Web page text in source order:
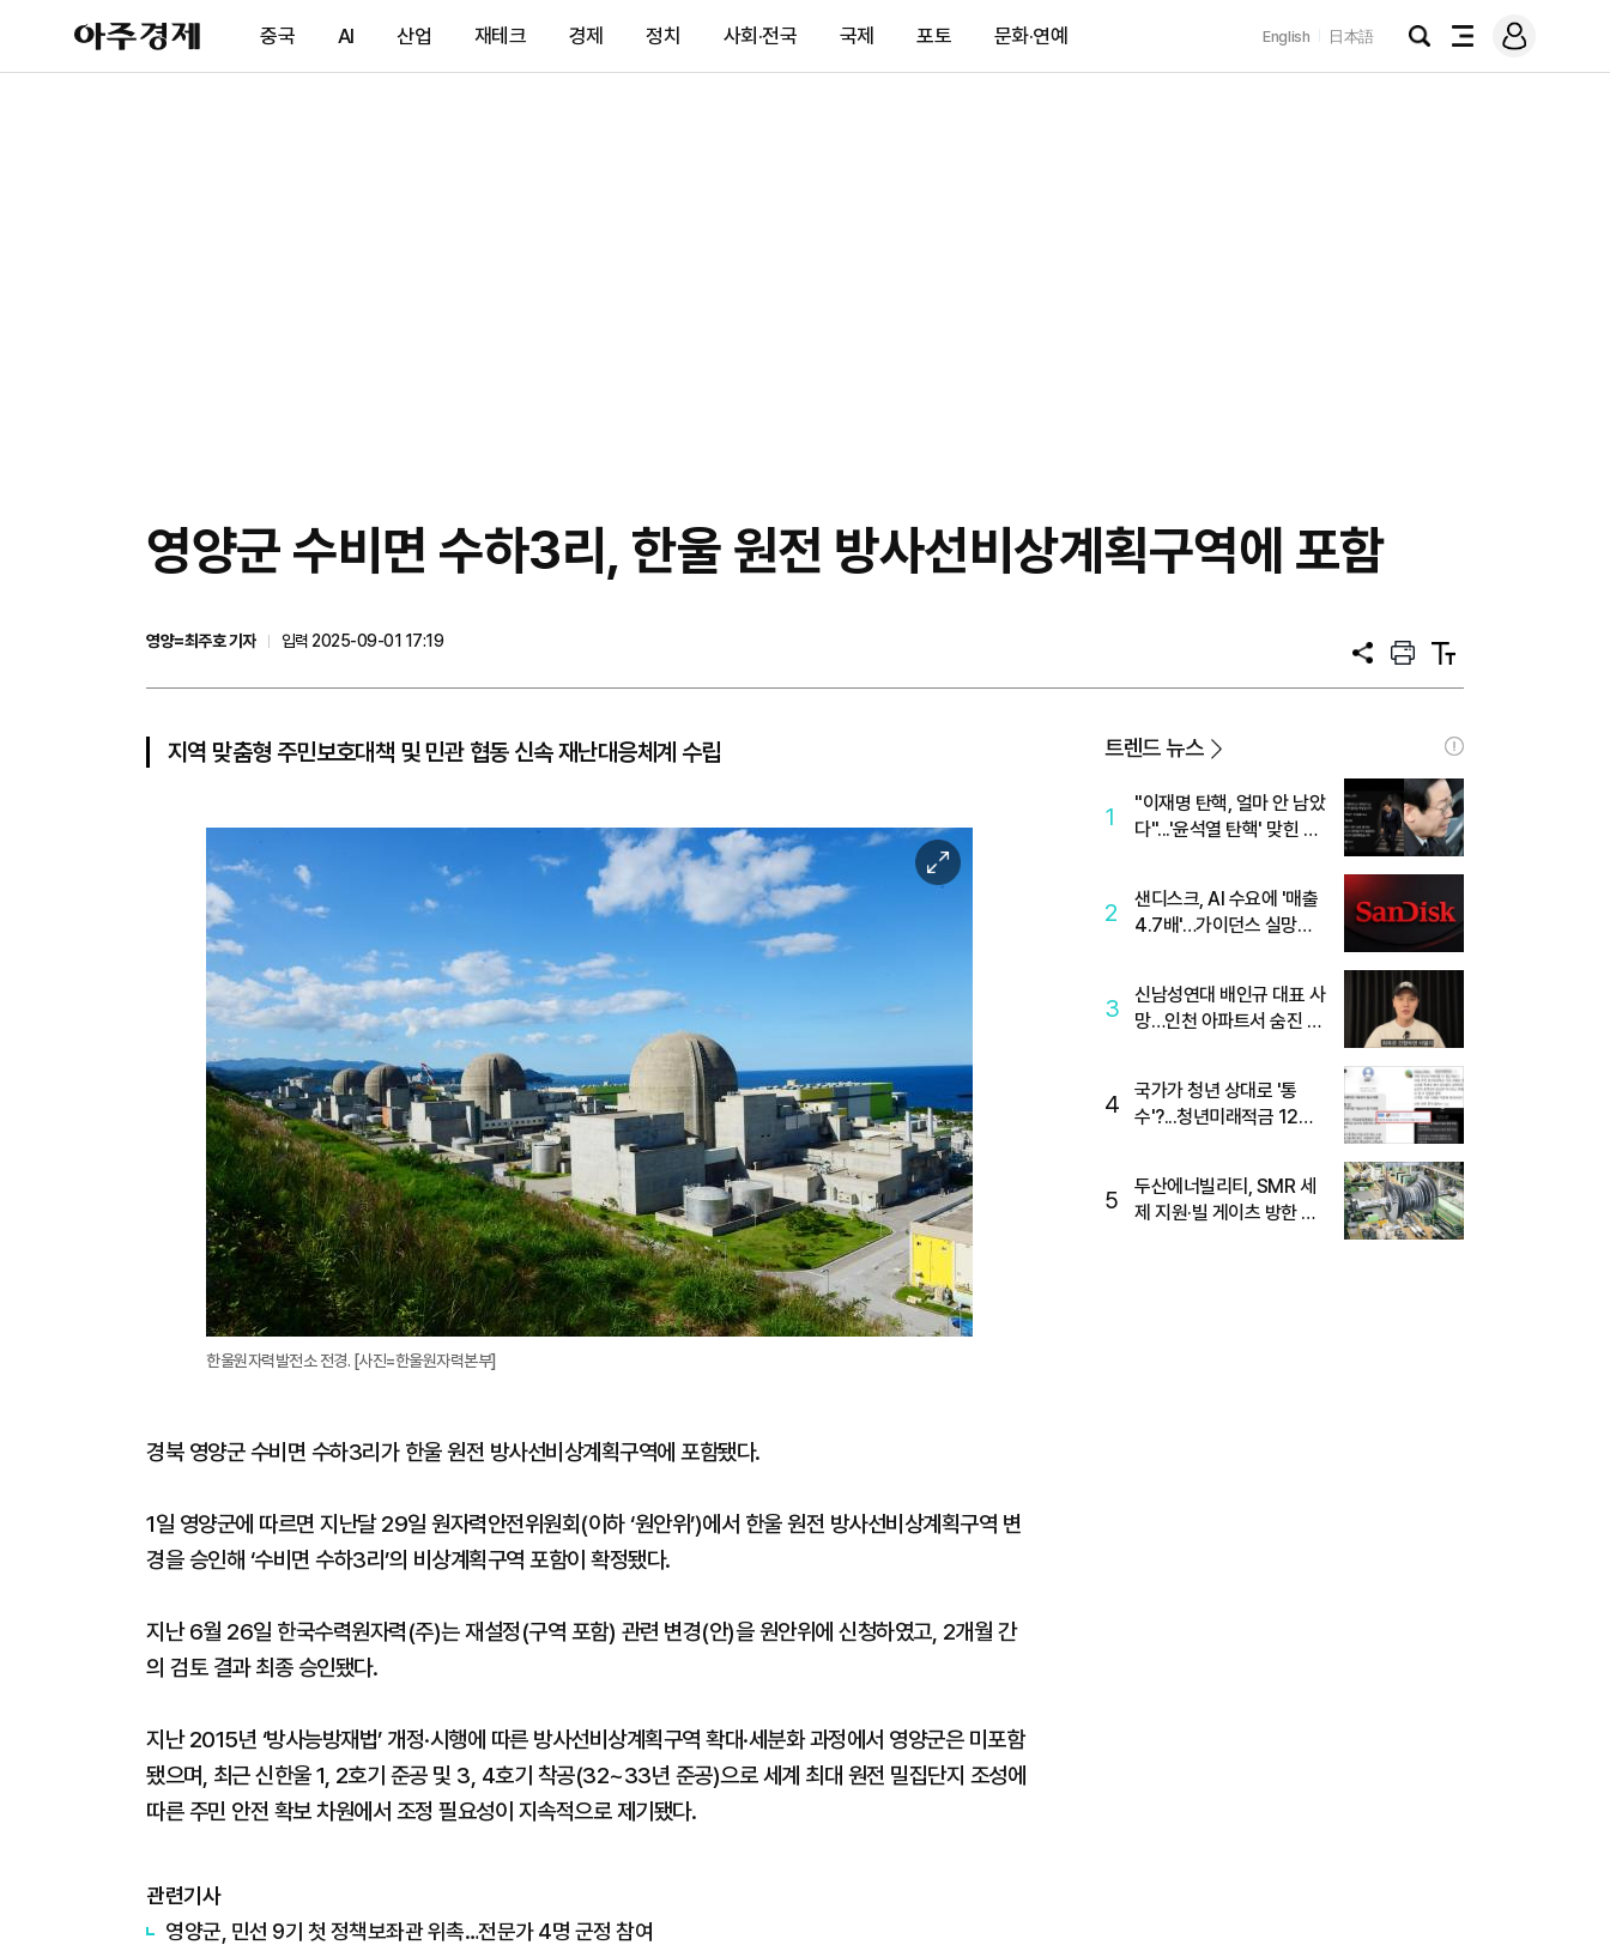
아
주
제
중국 AI 산업 재테크 경제 정치 사회·전국 국제 포토 문화·연예 English 日本語
검
전
메
그
영양군 수비면 수하3리, 한울 원전 방사선비상계획구역에 포함
영양=최주호 기자
입력 2025-09-01 17:19
공
프
트
텍
트
지역 맞춤형 주민보호대책 및 민관 협동 신속 재난대응체계 수립
이
미
한울원자력발전소 전경. [사진=한울원자력본부]
경북 영양군 수비면 수하3리가 한울 원전 방사선비상계획구역에 포함됐다.
1일 영양군에 따르면 지난달 29일 원자력안전위원회(이하 ‘원안위’)에서 한울 원전 방사선비상계획구역 변
경을 승인해 ‘수비면 수하3리’의 비상계획구역 포함이 확정됐다.
지난 6월 26일 한국수력원자력(주)는 재설정(구역 포함) 관련 변경(안)을 원안위에 신청하였고, 2개월 간
의 검토 결과 최종 승인됐다.
지난 2015년 ‘방사능방재법’ 개정·시행에 따른 방사선비상계획구역 확대·세분화 과정에서 영양군은 미포함
됐으며, 최근 신한울 1, 2호기 준공 및 3, 4호기 착공(32~33년 준공)으로 세계 최대 원전 밀집단지 조성에
따른 주민 안전 확보 차원에서 조정 필요성이 지속적으로 제기됐다.
관련기사
영양군, 민선 9기 첫 정책보좌관 위촉…전문가 4명 군정 참여
트렌드 뉴스
1
"이재명 탄핵, 얼마 안 남았
다"...'윤석열 탄핵' 맞힌 무
2
샌디스크, AI 수요에 '매출
4.7배'…가이던스 실망에
3
신남성연대 배인규 대표 사
망…인천 아파트서 숨진 채
4
국가가 청년 상대로 '통
수'?...청년미래적금 12%
5
두산에너빌리티, SMR 세
제 지원·빌 게이츠 방한 기